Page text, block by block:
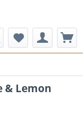
& Lemon